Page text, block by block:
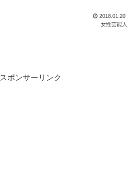
2018.01.20
女性芸能人
スポンサーリンク